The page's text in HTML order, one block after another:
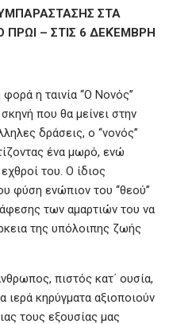
ΣΤΑ
– ΣΤΙΣ 6 ΔΕΚΈΜΒΡΗ
η ταινία ‘‘Ο Νονός’’
που θα μείνει στην
δράσεις, ο ‘‘νονός’’
ένα μωρό, ενώ
του. Ο ίδιος
φύση ενώπιον του ‘‘θεού’’
των αμαρτιών του να
της υπόλοιπης ζωής
πιστός κατ΄ ουσία,
ιερά κηρύγματα αξιοποιούν
τους εξουσίας μας